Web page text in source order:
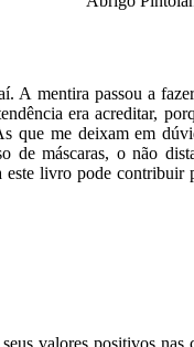
A mentira passou a
era acreditar,
que me deixam em
de máscaras, o não
livro pode